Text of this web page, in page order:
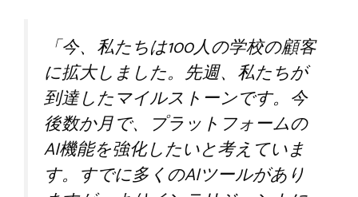
「今、私たちは100人の学校の顧客
に拡大しました。先週、私たちが
到達したマイルストーンです。今
後数か月で、プラットフォームの
AI機能を強化したいと考えていま
す。すでに多くのAIツールがあり